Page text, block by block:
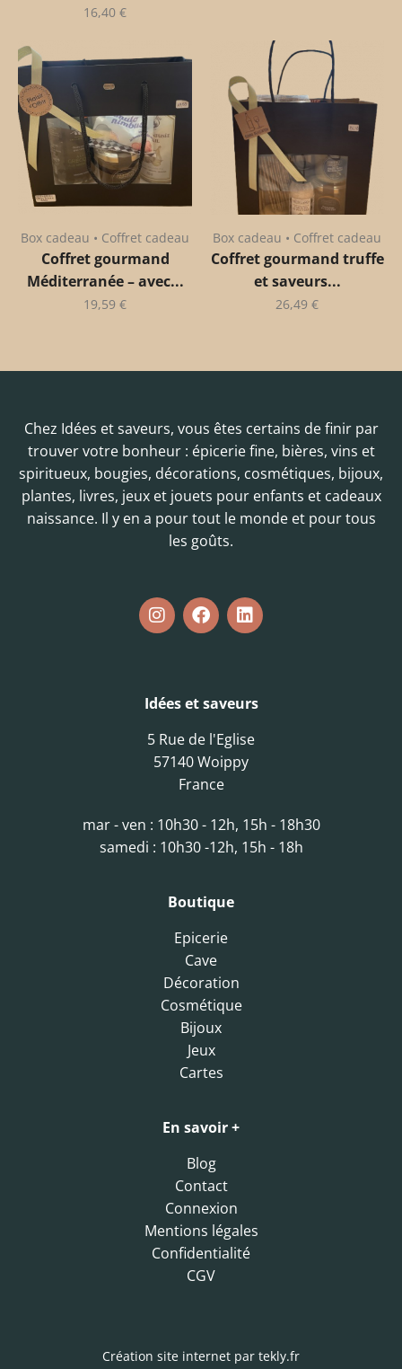
16,40 €
Box cadeau • Coffret cadeau
Coffret gourmand
Méditerranée – avec...
19,59 €
Box cadeau • Coffret cadeau
Coffret gourmand truffe
et saveurs...
26,49 €
Chez Idées et saveurs, vous êtes certains de finir par
trouver votre bonheur : épicerie fine, bières, vins et
spiritueux, bougies, décorations, cosmétiques, bijoux,
plantes, livres, jeux et jouets pour enfants et cadeaux
naissance. Il y en a pour tout le monde et pour tous
les goûts.
Idées et saveurs
5 Rue de l'Eglise
57140 Woippy
France
mar - ven : 10h30 - 12h, 15h - 18h30
samedi : 10h30 -12h, 15h - 18h
Boutique
Epicerie
Cave
Décoration
Cosmétique
Bijoux
Jeux
Cartes
En savoir +
Blog
Contact
Connexion
Mentions légales
Confidentialité
CGV
Création site internet par tekly.fr